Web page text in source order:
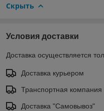
Скрыть
Условия доставки
Доставка осуществляется
Доставка курьером
Транспортная компания
Доставка "Самовывоз"